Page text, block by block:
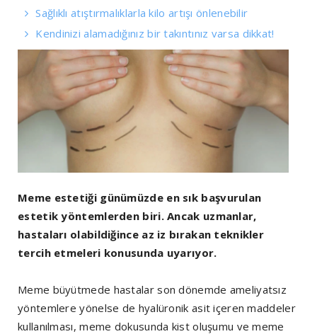
Sağlıklı atıştırmalıklarla kilo artışı önlenebilir
Kendinizi alamadığınız bir takıntınız varsa dikkat!
Meme estetiği günümüzde en sık başvurulan
estetik yöntemlerden biri. Ancak uzmanlar,
hastaları olabildiğince az iz bırakan teknikler
tercih etmeleri konusunda uyarıyor.
Meme büyütmede hastalar son dönemde ameliyatsız
yöntemlere yönelse de hyalüronik asit içeren maddeler
kullanılması, meme dokusunda kist oluşumu ve meme